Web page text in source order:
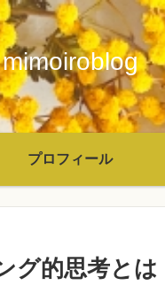
mimoiroblog
プロフィール
グ的思考とは